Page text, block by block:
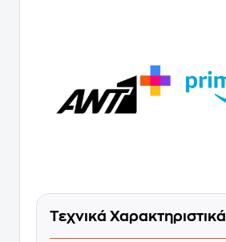
Τεχνικά Χαρακτηριστικά